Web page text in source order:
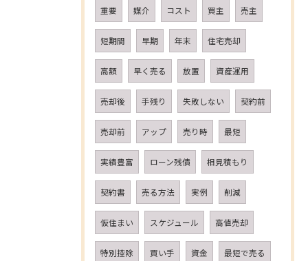
重要 媒介 コスト 買主 売主
短期間 早期 年末 住宅売却
高額 早く売る 放置 資産運用
売却後 手残り 失敗しない 契約前
売却前 アップ 売り時 最短
実績豊富 ローン残債 相見積もり
契約書 売る方法 実例 削減
仮住まい スケジュール 高値売却
特別控除 買い手 資金 最短で売る